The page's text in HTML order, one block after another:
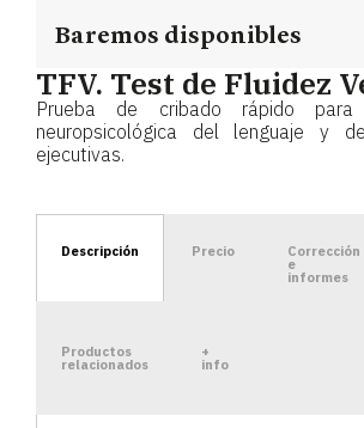
Baremos disponibles
TFV. Test de Fluidez
Prueba de cribado rápido para
neuropsicológica del lenguaje y
ejecutivas.
Descripción Precio Corrección
e
informes
Productos
relacionados
+
info